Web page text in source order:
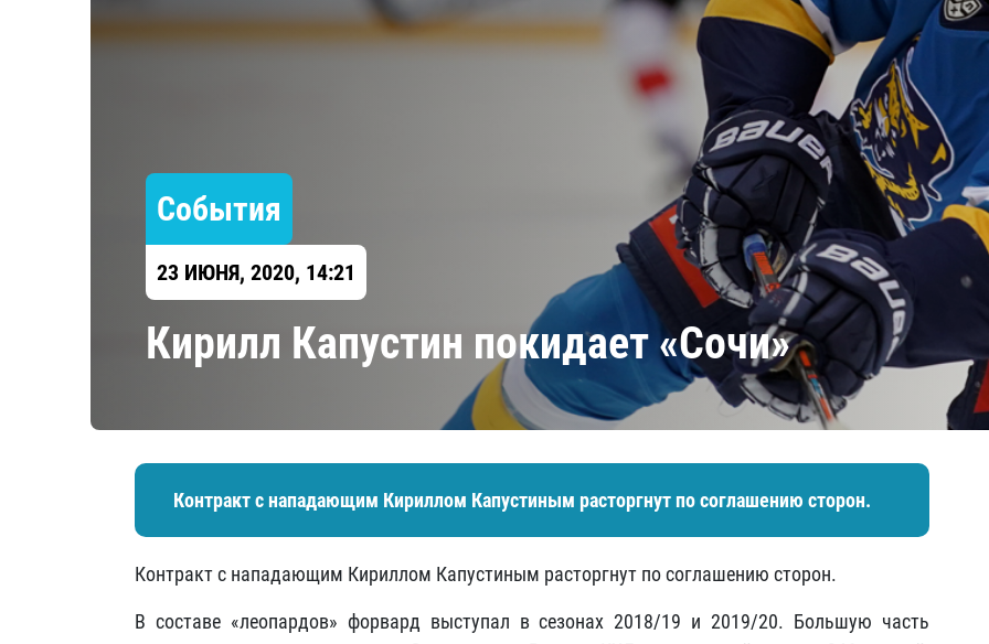
Северсталь Барыс
Салават Юлаев
События
23 ИЮНЯ, 2020, 14:21
​Кирилл Капустин покидает «Сочи»
Контракт с нападающим Кириллом Капустиным расторгнут по соглашению сторон.
Контракт с нападающим Кириллом Капустиным расторгнут по соглашению сторон.
В составе «леопардов» форвард выступал в сезонах 2018/19 и 2019/20. Большую часть